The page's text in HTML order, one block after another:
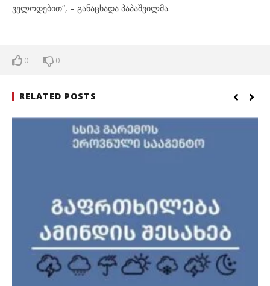
ველოდებით“, – განაცხადა პაპაშვილმა.
0 0
RELATED POSTS